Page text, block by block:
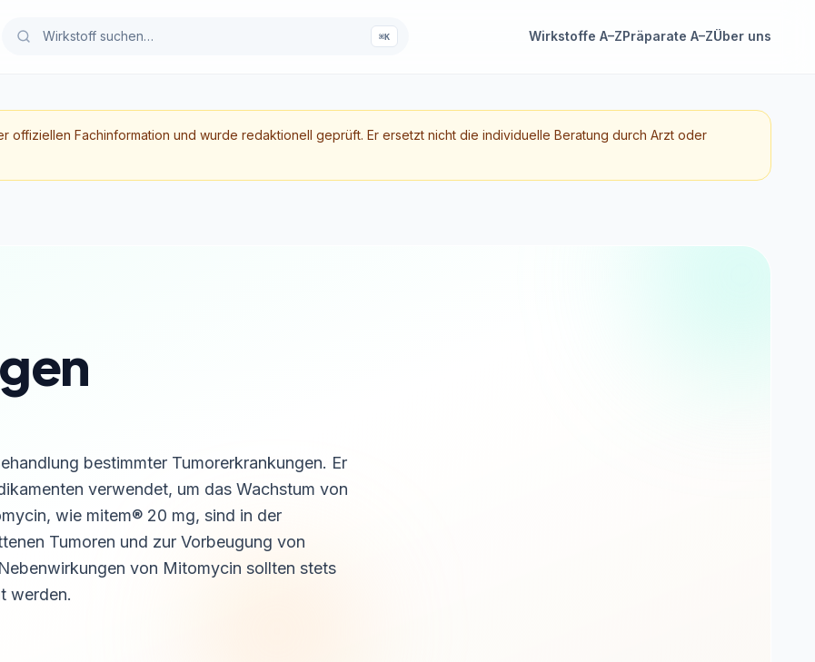
⌘K Wirkstoffe A–ZPräparate A–ZÜber uns
offiziellen Fachinformation und wurde redaktionell geprüft. Er ersetzt nicht die individuelle Beratung durch Arzt oder
bestimmter Tumorerkrankungen. Er
verwendet, um das Wachstum von
wie mitem® 20 mg, sind in der
Tumoren und zur Vorbeugung von
von Mitomycin sollten stets
werden.